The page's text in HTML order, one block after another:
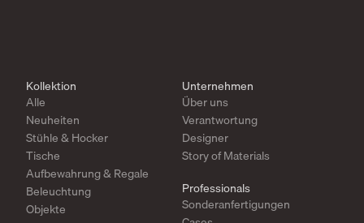
Kollektion
Alle
Neuheiten
Stühle & Hocker
Tische
Aufbewahrung & Regale
Beleuchtung
Objekte
Unternehmen
Über uns
Verantwortung
Designer
Story of Materials
Professionals
Sonderanfertigungen